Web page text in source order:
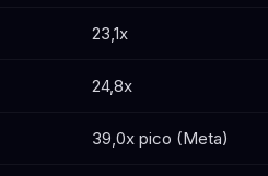
23,1x
24,8x
39,0x pico (Meta)